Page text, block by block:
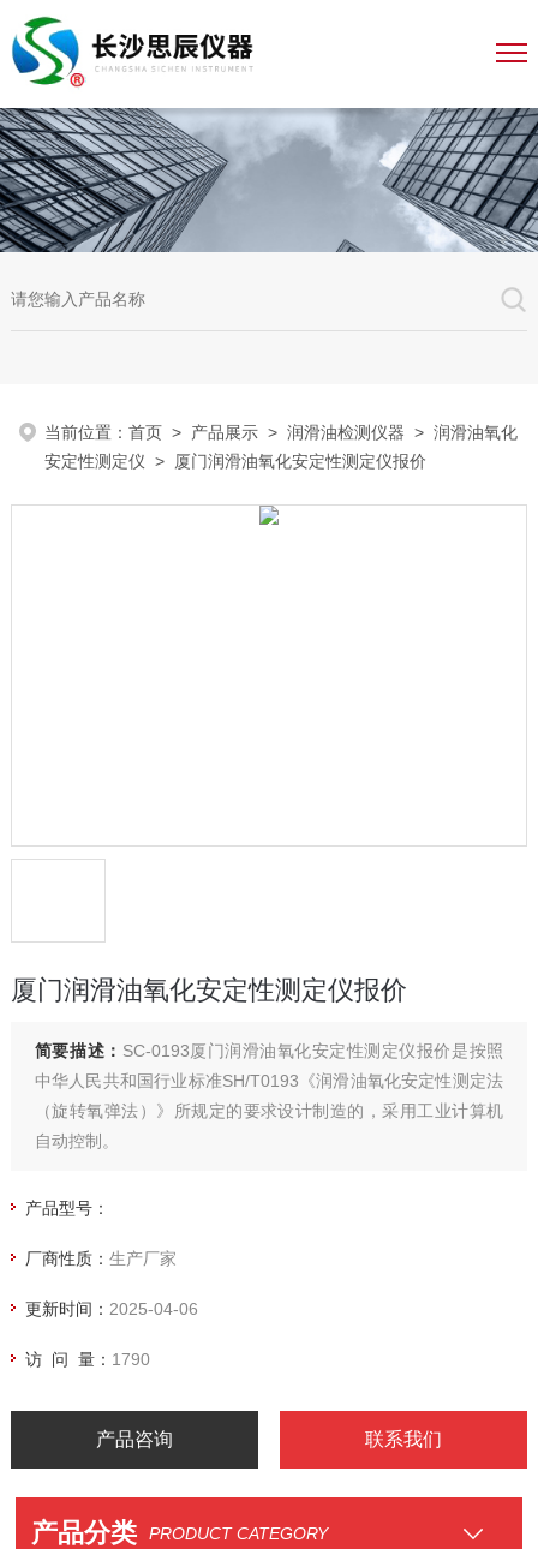
当前位置：首页 > 产品展示 >润滑油检测仪器 >润滑油氧化
安定性测定仪 > 厦门润滑油氧化安定性测定仪报价
厦门润滑油氧化安定性测定仪报价
简要描述： SC-0193厦门润滑油氧化安定性测定仪报价是按照
中华人民共和国行业标准SH/T0193《润滑油氧化安定性测定法
（旋转氧弹法）》所规定的要求设计制造的，采用工业计算机
自动控制。
产品型号：
厂商性质： 生产厂家
更新时间： 2025-04-06
访 问 量： 1790
产品咨询 联系我们
产品分类 PRODUCT CATEGORY